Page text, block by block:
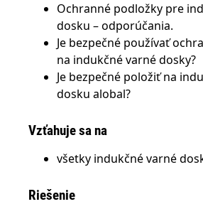
Ochranné podložky pre
dosku – odporúčania.
Je bezpečné používať
na indukčné varné dosky?
Je bezpečné položiť na
dosku alobal?
Vzťahuje sa na
všetky indukčné varné
Riešenie